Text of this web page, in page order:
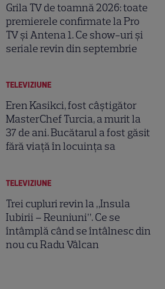
Grila TV de toamnă 2026: toate
premierele confirmate la Pro
TV și Antena 1. Ce show-uri și
seriale revin din septembrie
TELEVIZIUNE
Eren Kasikci, fost câștigător
MasterChef Turcia, a murit la
37 de ani. Bucătarul a fost găsit
fără viață în locuința sa
TELEVIZIUNE
Trei cupluri revin la „Insula
Iubirii – Reuniuni”. Ce se
întâmplă când se întâlnesc din
nou cu Radu Vâlcan